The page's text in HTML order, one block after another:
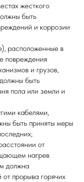
жесткого
быть
и коррозии
расположенные в
повреждения
и грузов,
быть
пола или земли и
кабелями,
быть приняты меры
от
нагрев
должна
прорыва горячих